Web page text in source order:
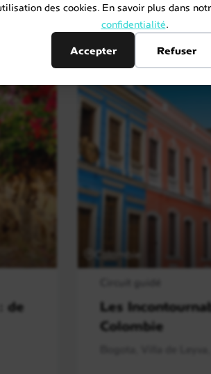
des cookies. En savoir plus dans
confidentialité.
Accepter
Refuser
de
Colombie
Les
Colombie